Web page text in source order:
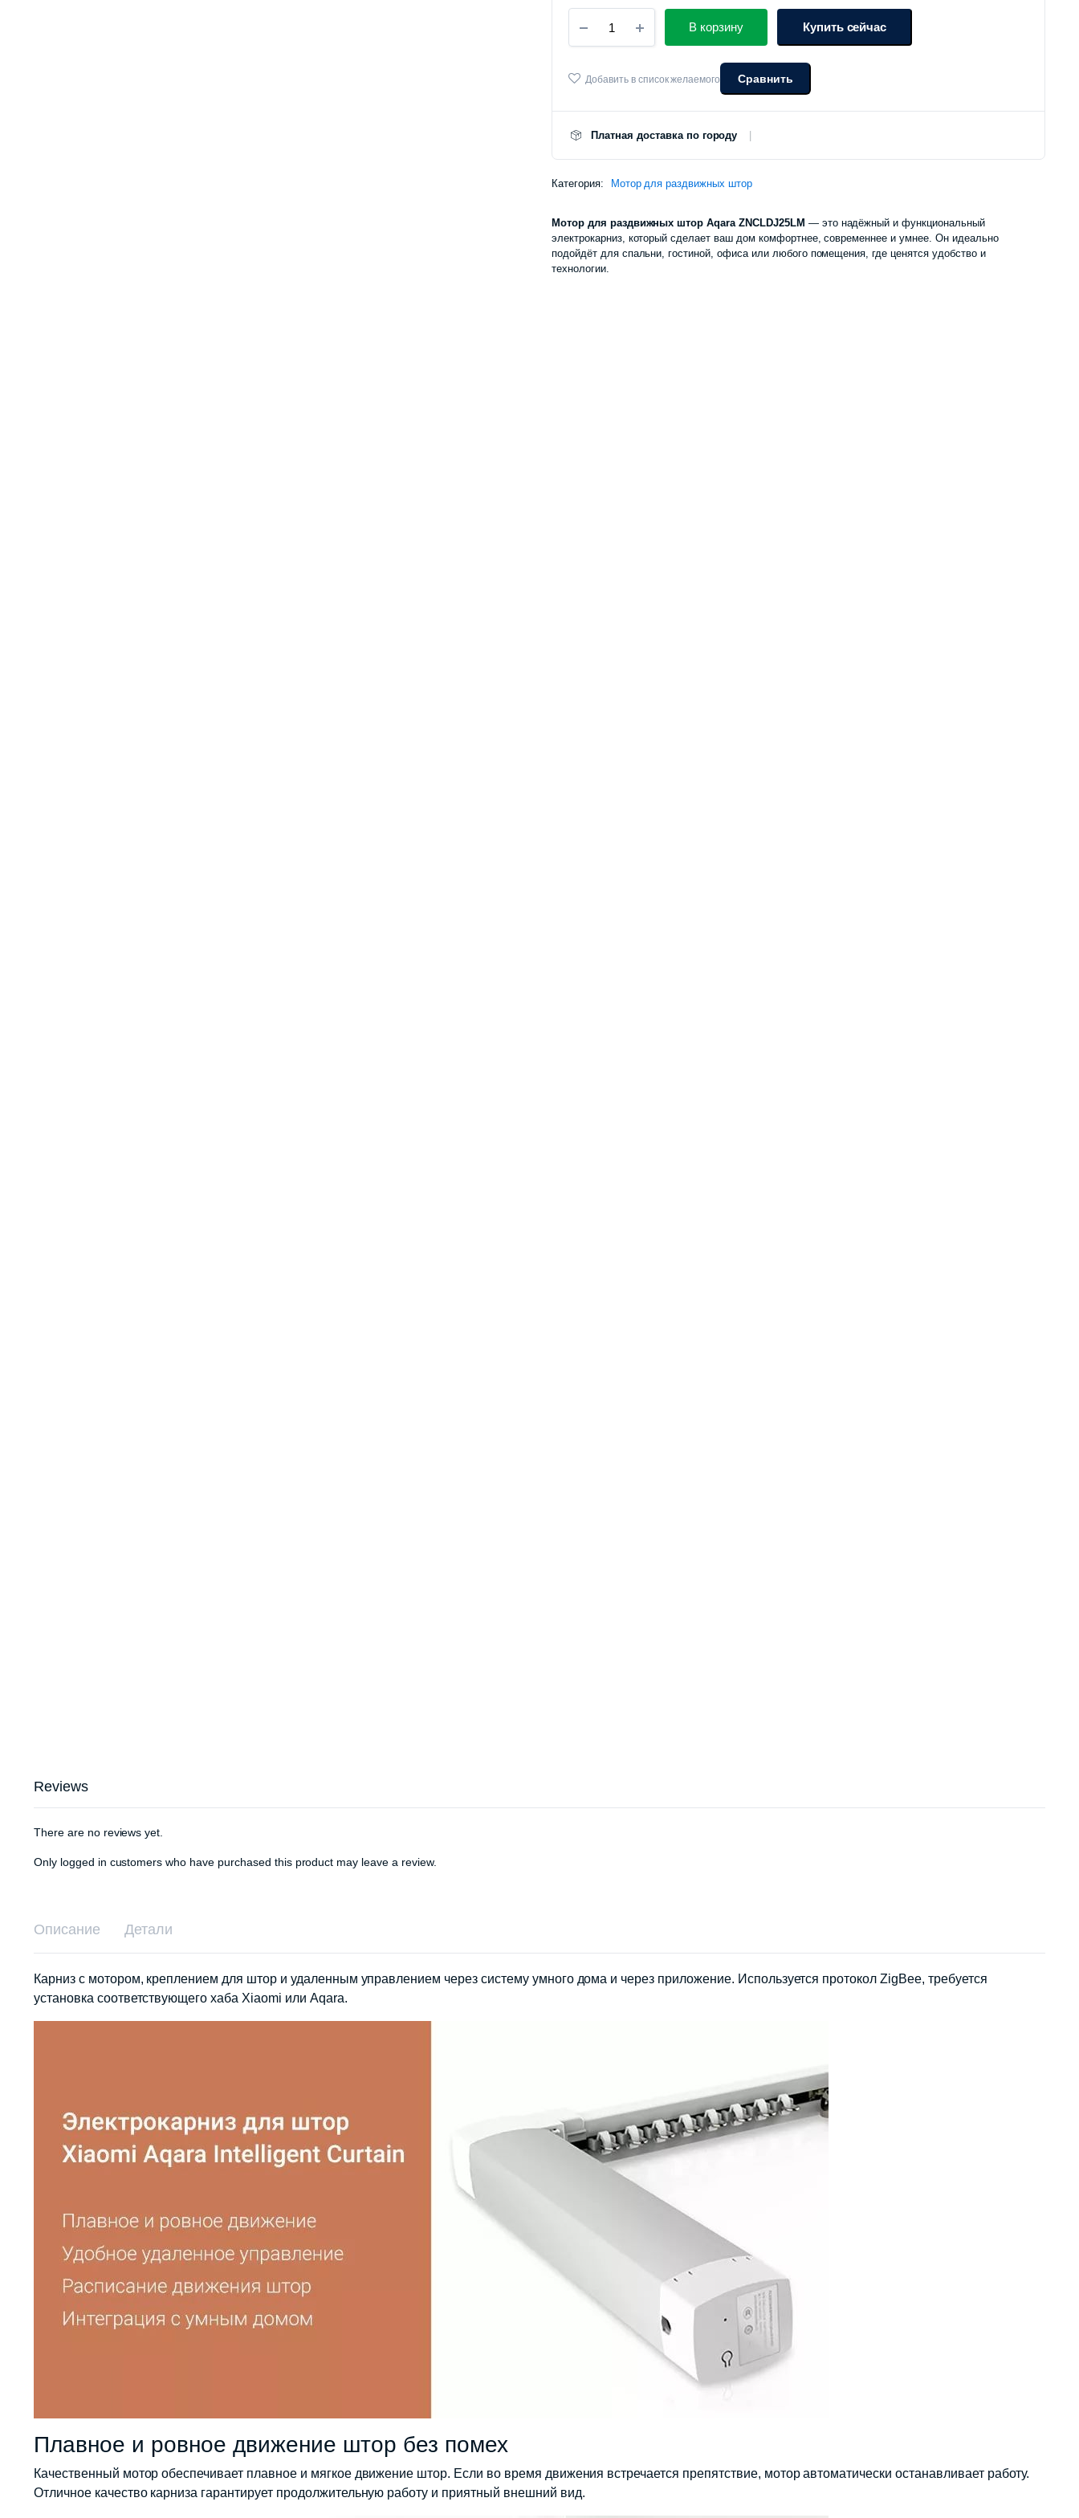
цена
цена:
для
раздвижных
Aqara
количество
В корзину Купить сейчас
Добавить в список желаемого Сравнить
Платная доставка по городу
Категория: Мотор для раздвижных штор
Мотор для раздвижных штор Aqara ZNCLDJ25LM — это надёжный и функциональный
электрокарниз, который сделает ваш дом комфортнее, современнее и умнее. Он идеально
подойдёт для спальни, гостиной, офиса или любого помещения, где ценятся удобство и
технологии.
Reviews
There are no reviews yet.
Only logged in customers who have purchased this product may leave a review.
Описание Детали
Карниз с мотором, креплением для штор и удаленным управлением через систему умного дома и через приложение. Используется протокол ZigBee, требуется
установка соответствующего хаба Xiaomi или Aqara.
Плавное и ровное движение штор без помех
Качественный мотор обеспечивает плавное и мягкое движение штор. Если во время движения встречается препятствие, мотор автоматически останавливает работу.
Отличное качество карниза гарантирует продолжительную работу и приятный внешний вид.